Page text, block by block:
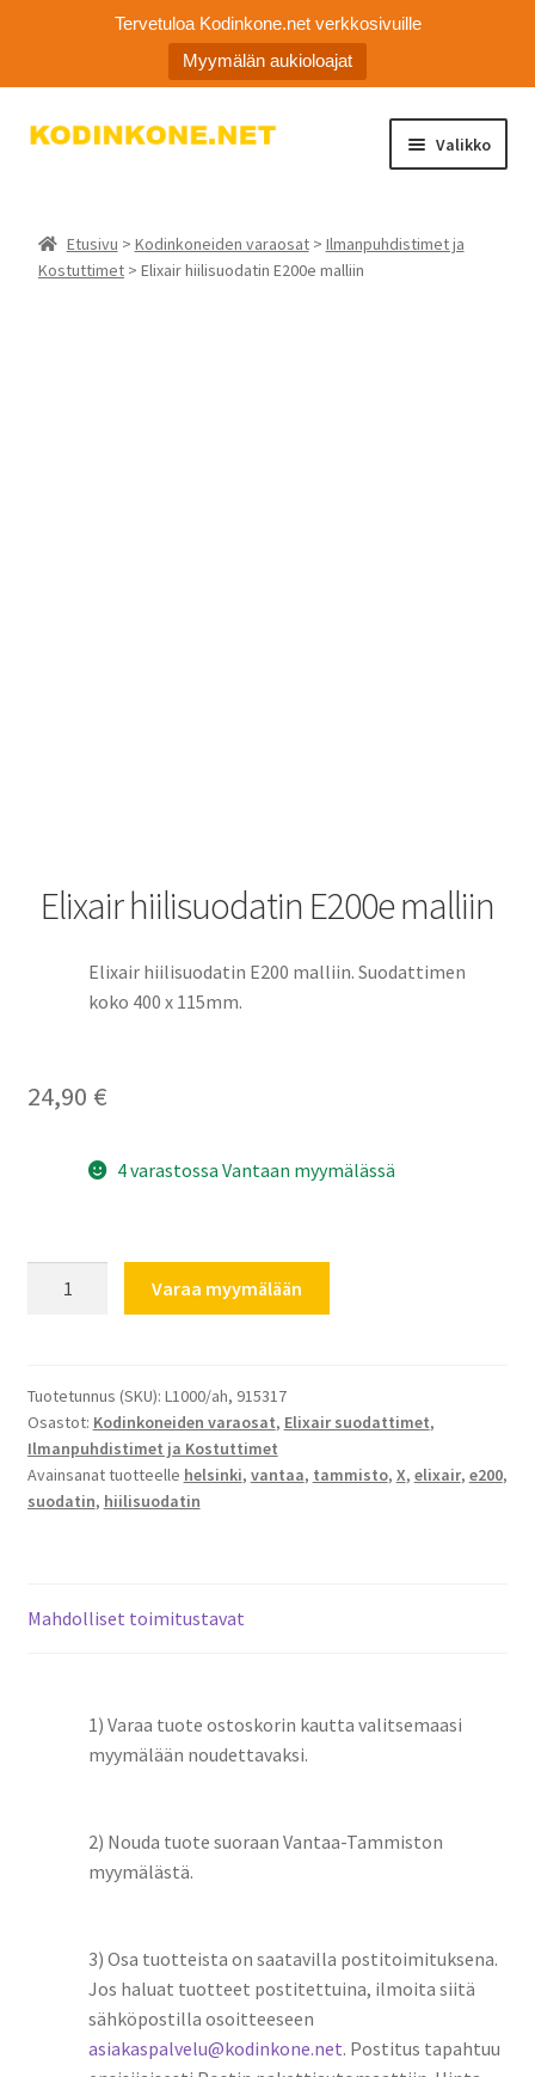
Tervetuloa Kodinkone.net verkkosivuille
Myymälän aukioloajat
Siirry
Siirry
Valikko
Ota yhteyttä
Etusivu > Kodinkoneiden varaosat> Ilmanpuhdistimet ja
Kostuttimet > Elixair hiilisuodatin E200e malliin
Elixair hiilisuodatin E200e malliin
Elixair hiilisuodatin E200 malliin. Suodattimen
koko 400 x 115mm.
24,90 €
4 varastossa Vantaan myymälässä
määrä
Varaa myymälään
Tuotetunnus (SKU): L1000/ah, 915317
Osastot: Kodinkoneiden varaosat, Elixair suodattimet,
Ilmanpuhdistimet ja Kostuttimet
Avainsanat tuotteelle helsinki, vantaa, tammisto, X, elixair, e200,
suodatin, hiilisuodatin
Mahdolliset toimitustavat
1) Varaa tuote ostoskorin kautta valitsemaasi
myymälään noudettavaksi.
2) Nouda tuote suoraan Vantaa-Tammiston
myymälästä.
3) Osa tuotteista on saatavilla postitoimituksena.
Jos haluat tuotteet postitettuina, ilmoita siitä
sähköpostilla osoitteeseen
asiakaspalvelu@kodinkone.net. Postitus tapahtuu